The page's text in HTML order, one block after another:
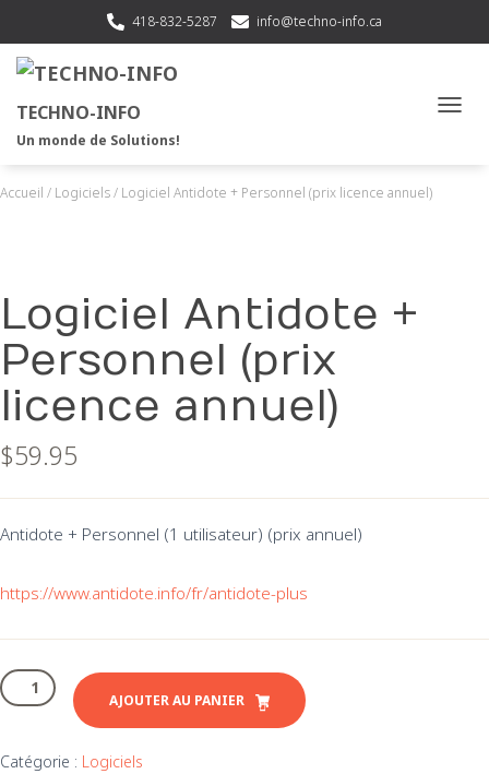
418-832-5287 info@techno-info.ca
TECHNO-INFO
Un monde de Solutions!
Accueil / Logiciels/ Logiciel Antidote + Personnel (prix licence annuel)
Logiciel Antidote +
Personnel (prix
licence annuel)
$59.95
Antidote + Personnel (1 utilisateur) (prix annuel)
https://www.antidote.info/fr/antidote-plus
quantité
de
+
AJOUTER AU PANIER
Catégorie : Logiciels